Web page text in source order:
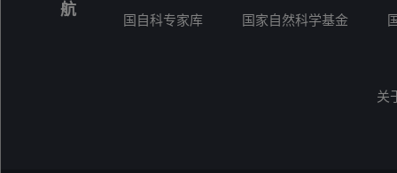
航
国自科专家库 国家自然科学基金
关